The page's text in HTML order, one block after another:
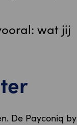
wat jij
De Payconiq by